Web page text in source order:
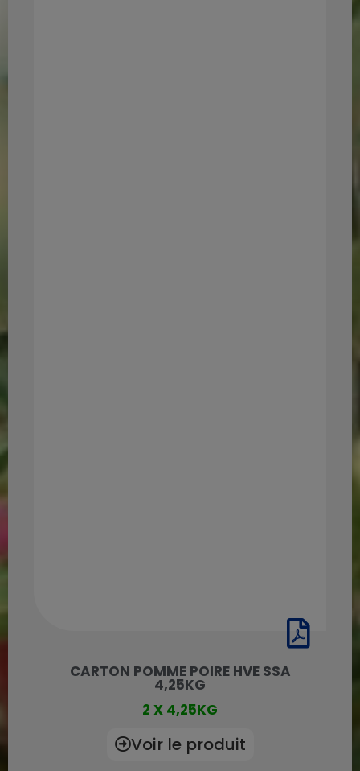
CARTON POMME POIRE HVE SSA
4,25KG
2 X 4,25KG
Voir le produit